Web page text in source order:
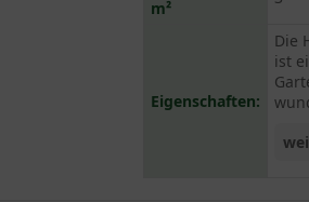
m²
Eigenschaften:
Die
ist